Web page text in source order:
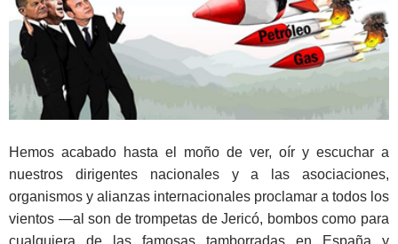
Hemos acabado hasta el moño de ver, oír y escuchar a
nuestros dirigentes nacionales y a las asociaciones,
organismos y alianzas internacionales proclamar a todos los
vientos —al son de trompetas de Jericó, bombos como para